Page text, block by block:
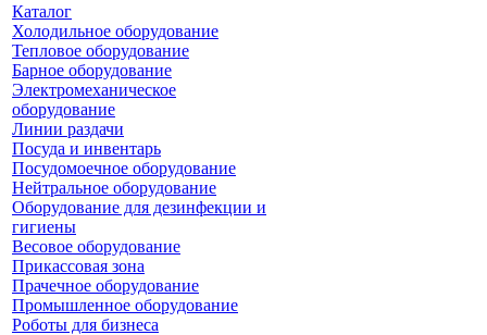
Каталог
Холодильное оборудование
Тепловое оборудование
Барное оборудование
Электромеханическое
оборудование
Линии раздачи
Посуда и инвентарь
Посудомоечное оборудование
Нейтральное оборудование
Оборудование для дезинфекции и
гигиены
Весовое оборудование
Прикассовая зона
Прачечное оборудование
Промышленное оборудование
Роботы для бизнеса